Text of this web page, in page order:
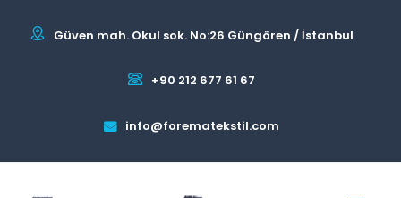
Güven mah. Okul sok. No:26 Güngören / İstanbul
+90 212 677 61 67
info@forematekstil.com